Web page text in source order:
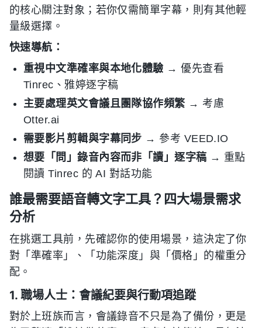
的核心關注對象；若你仅需簡單字幕，則有其他輕
量級選擇。
快速導航：
重視中文準確率與本地化體驗 → 優先查看
Tinrec、雅婷逐字稿
主要處理英文會議且團隊協作頻繁→ 考慮
Otter.ai
需要影片剪輯與字幕同步 → 參考 VEED.IO
想要「問」錄音內容而非「讀」逐字稿 → 重點
閱讀 Tinrec 的 AI 對話功能
誰最需要語音轉文字工具？四大場景需求
分析
在挑選工具前，先確認你的使用場景，這決定了你
對「準確率」、「功能深度」與「價格」的權重分
配。
1. 職場人士：會議紀要與行動項追蹤
對於上班族而言，會議錄音不只是為了備份，更是